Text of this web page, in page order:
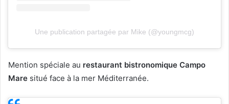
Une publication partagée par Mike (@youngmcg)
Mention spéciale au restaurant bistronomique Campo
Mare situé face à la mer Méditerranée.